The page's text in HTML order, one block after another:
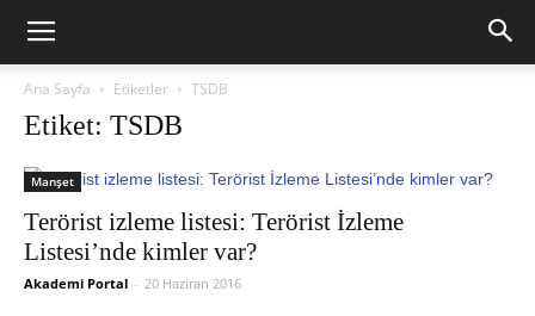
Ana Sayfa Etiketler TSDB
Etiket: TSDB
Manşet
Terörist izleme listesi: Terörist İzleme
Listesi’nde kimler var?
Akademi Portal - 20 Haziran 2016